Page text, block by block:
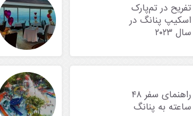
تفریح در تم‌پارک
اسکیپ پنانگ در
سال ۲۰۲۳
راهنمای سفر ۴۸
ساعته به پنانگ